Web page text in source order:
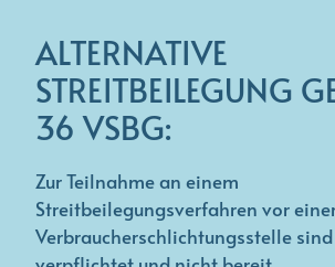
ALTERNATIVE
STREITBEILEGUNG
6 VSBG:
Zur Teilnahme an einem
Streitbeilegungsverfahren vor
Verbraucherschlichtungsstelle